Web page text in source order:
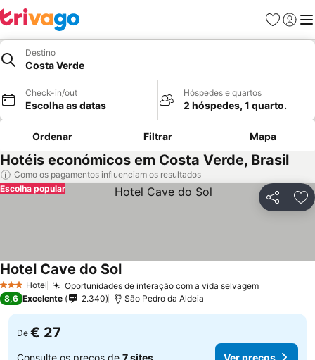
Favoritos
Iniciar
Destino
Costa Verde
Check-in/out
Escolha as datas
Hóspedes e quartos
2 hóspedes, 1 quarto.
Ordenar Filtrar Mapa
Hotéis económicos em Costa Verde, Brasil
Como os pagamentos influenciam os resultados
Partilhar
Escolha popular
3 EstrelasHotel Oportunidades de interação com a vida selvagem
Hotel Cave do Sol
8,6 Excelente 2.340 São Pedro da Aldeia
De € 27
Consulte os preços de 7 sites Ver preços